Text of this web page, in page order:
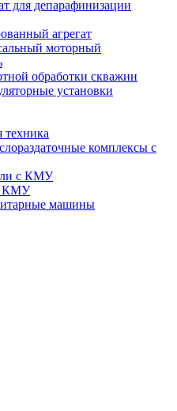
для депарафинизации
агрегат
моторный
обработки скважин
установки
техника
комплексы с
с КМУ
КМУ
машины